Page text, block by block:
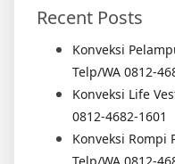
Recent Posts
Konveksi
Telp/WA 0812-
Konveksi Life
0812-4682-1601
Konveksi Rompi
Telp/WA 0812-